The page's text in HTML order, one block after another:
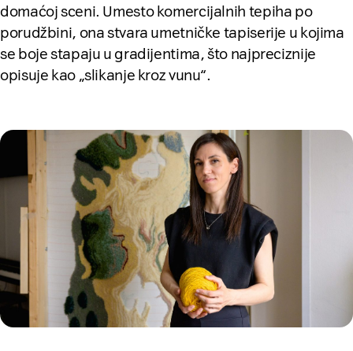
domaćoj sceni. Umesto komercijalnih tepiha po
porudžbini, ona stvara umetničke tapiserije u kojima
se boje stapaju u gradijentima, što najpreciznije
opisuje kao „slikanje kroz vunu“.